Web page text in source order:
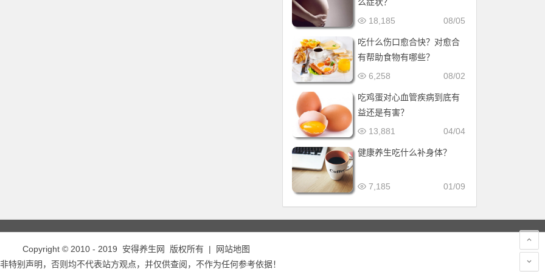
08/05
18,185
吃什么伤口愈合快？对愈合
有帮助食物有哪些？
08/02
6,258
吃鸡蛋对心血管疾病到底有
益还是有害？
04/04
13,881
健康养生吃什么补身体？
01/09
7,185
Copyright © 2010 - 2019 安得养生网 版权所有 |
网站地图
特别声明，否则均不代表站方观点，并仅供查阅，不作为任何参考依据！